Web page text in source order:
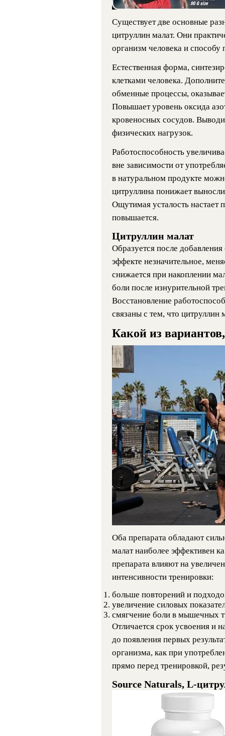
Существует две основные
цитруллин малат. Они
организм человека и способу
Естественная форма,
клетками человека.
обменные процессы,
Повышает уровень оксида
кровеносных сосудов.
физических нагрузок.
Работоспособность
вне зависимости от
в натуральном продукте
цитруллина понижает
Ощутимая усталость настает
повышается.
Цитруллин малат
Образуется после
эффекте незначительное,
снижается при накоплении
боли после изнурительной
Восстановление
связаны с тем, что
Какой из
Оба препарата обладают
малат наиболее эффективен
препарата влияют на
интенсивности тренировки:
больше повторений и
увеличение силовых
смягчение боли в мышечных
Отличается срок усвоения и
до появления первых
организма, как при
прямо перед тренировкой,
Source Naturals, L-